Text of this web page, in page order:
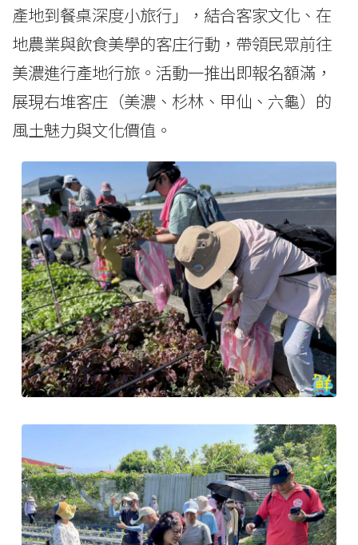
產地到餐桌深度小旅行」，結合客家文化、在
地農業與飲食美學的客庄行動，帶領民眾前往
美濃進行產地行旅。活動一推出即報名額滿，
展現右堆客庄（美濃、杉林、甲仙、六龜）的
風土魅力與文化價值。